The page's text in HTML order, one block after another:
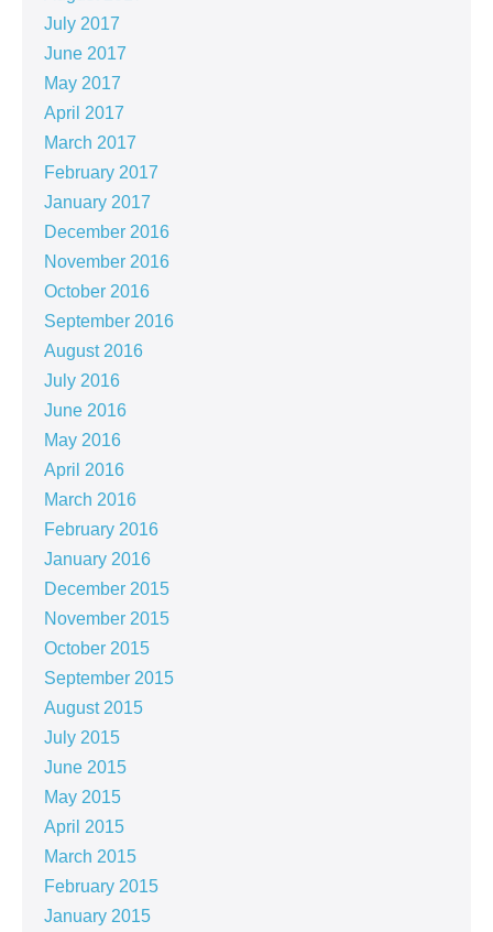
July 2017
June 2017
May 2017
April 2017
March 2017
February 2017
January 2017
December 2016
November 2016
October 2016
September 2016
August 2016
July 2016
June 2016
May 2016
April 2016
March 2016
February 2016
January 2016
December 2015
November 2015
October 2015
September 2015
August 2015
July 2015
June 2015
May 2015
April 2015
March 2015
February 2015
January 2015